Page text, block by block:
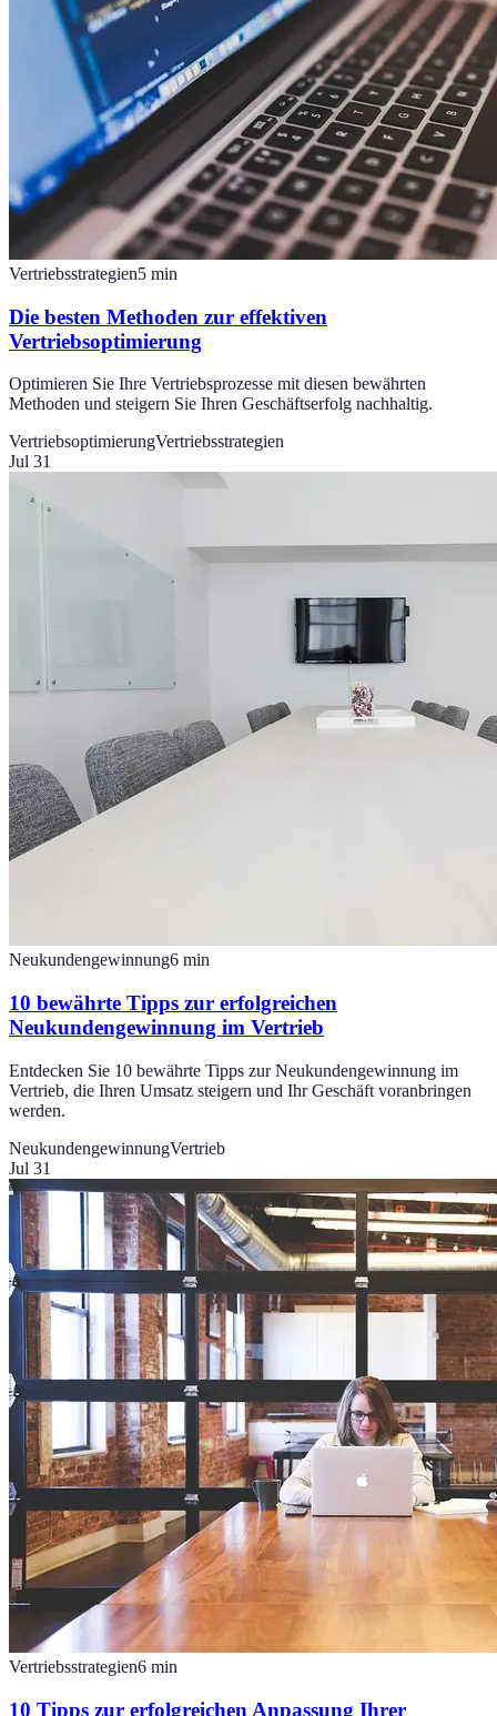
Vertriebsstrategien5 min
Die besten Methoden zur effektiven
Vertriebsoptimierung
Optimieren Sie Ihre Vertriebsprozesse mit diesen bewährten
Methoden und steigern Sie Ihren Geschäftserfolg nachhaltig.
VertriebsoptimierungVertriebsstrategien
Jul 31
Neukundengewinnung6 min
10 bewährte Tipps zur erfolgreichen
Neukundengewinnung im Vertrieb
Entdecken Sie 10 bewährte Tipps zur Neukundengewinnung im
Vertrieb, die Ihren Umsatz steigern und Ihr Geschäft voranbringen
werden.
NeukundengewinnungVertrieb
Jul 31
Vertriebsstrategien6 min
10 Tipps zur erfolgreichen Anpassung Ihrer